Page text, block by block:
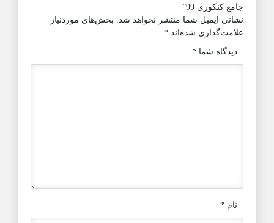
جامع کنکوری 99”
نشانی ایمیل شما منتشر نخواهد شد. بخش‌های موردنیاز
علامت‌گذاری شده‌اند *
دیدگاه شما *
نام *